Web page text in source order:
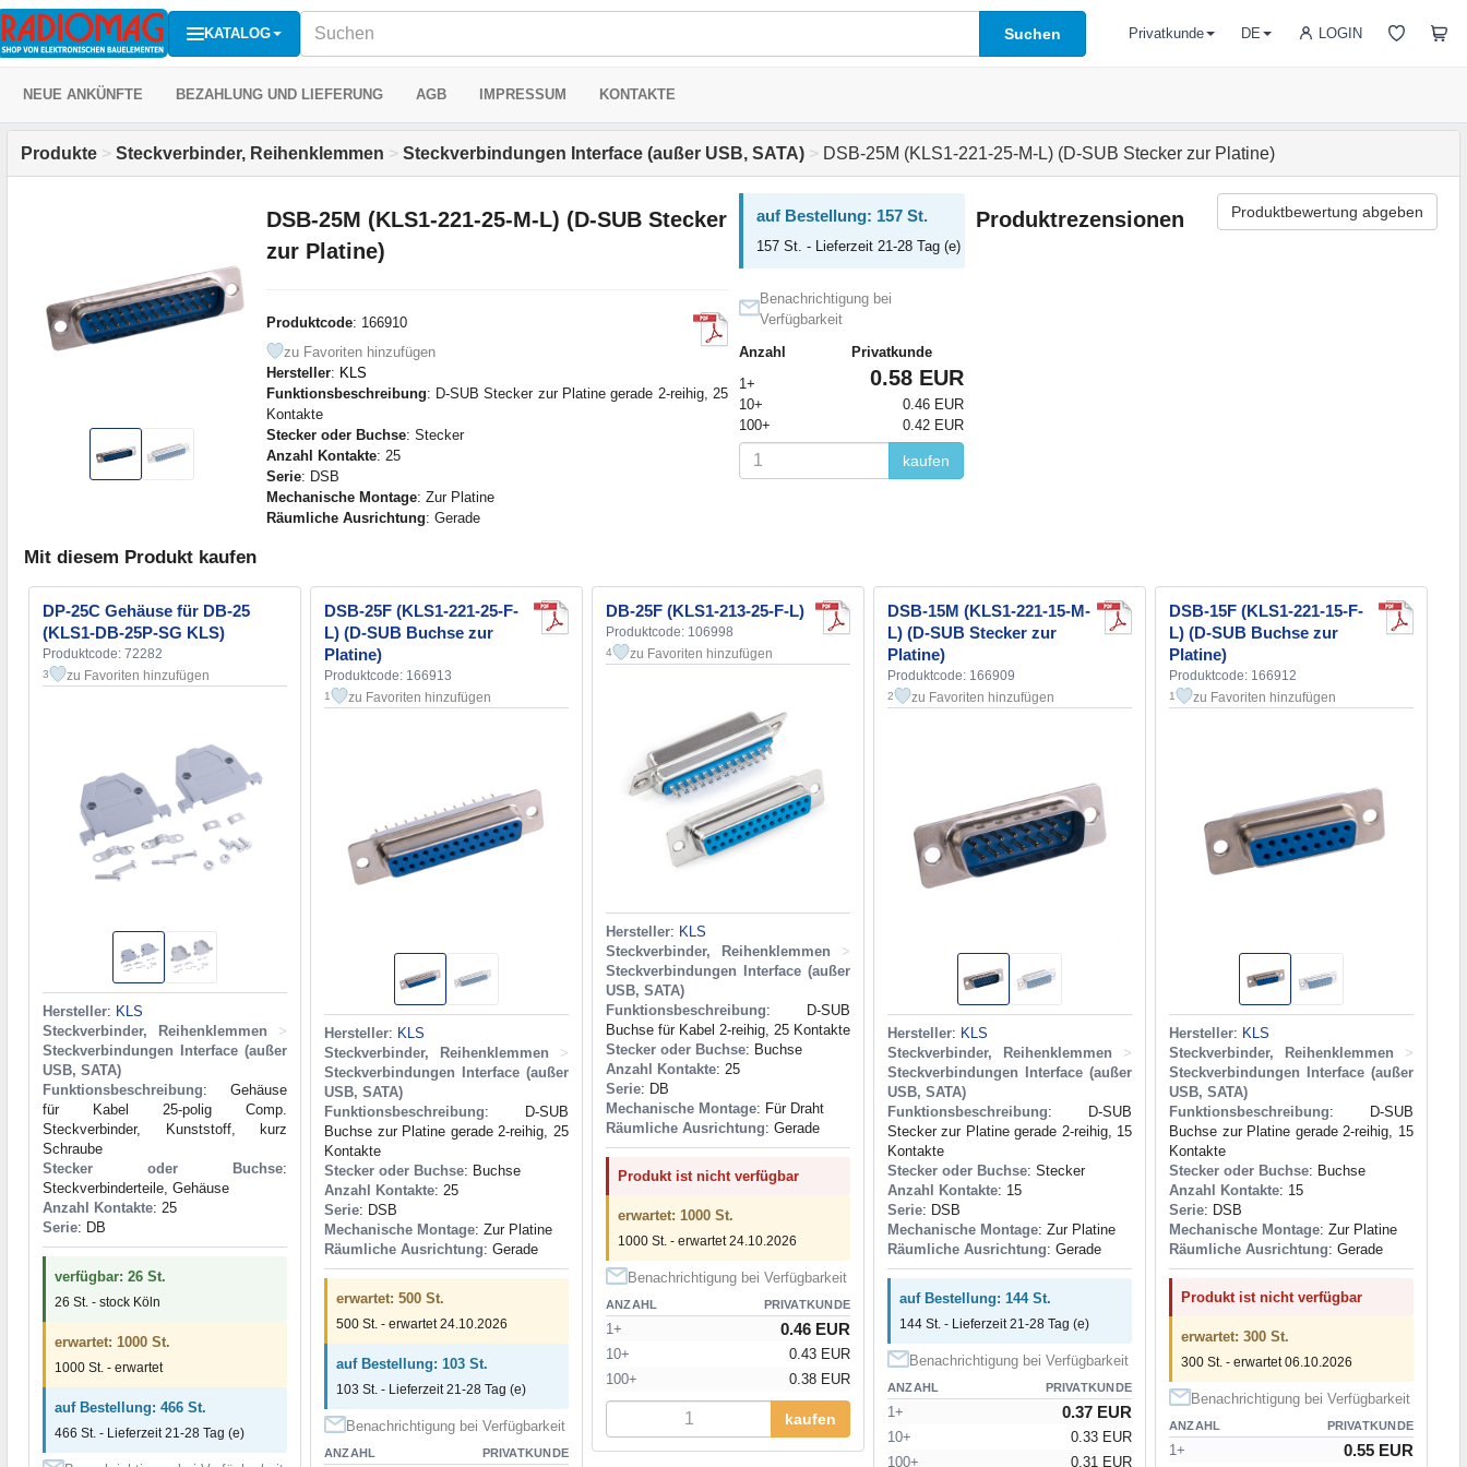
KATALOG Suchen LOGIN
Privatkunde DE
NEUE ANKÜNFTE BEZAHLUNG UND LIEFERUNG AGB IMPRESSUM KONTAKTE
Produkte > Steckverbinder, Reihenklemmen > Steckverbindungen Interface (außer USB, SATA) > DSB-25M (KLS1-221-25-M-L) (D-SUB Stecker zur Platine)
DSB-25M (KLS1-221-25-M-L) (D-SUB Stecker
zur Platine)
Produktcode: 166910
zu Favoriten hinzufügen
Hersteller: KLS
Funktionsbeschreibung: D-SUB Stecker zur Platine gerade 2-reihig, 25
Kontakte
Stecker oder Buchse: Stecker
Anzahl Kontakte: 25
Serie: DSB
Mechanische Montage: Zur Platine
Räumliche Ausrichtung: Gerade
auf Bestellung: 157 St.
157 St. - Lieferzeit 21-28 Tag (e)
Benachrichtigung bei
Verfügbarkeit
Anzahl
Privatkunde
1+
0.58 EUR
10+
0.46 EUR
100+
0.42 EUR
kaufen
Produktrezensionen Produktbewertung abgeben
Mit diesem Produkt kaufen
DP-25C Gehäuse für DB-25
(KLS1-DB-25P-SG KLS)
Produktcode: 72282
3 zu Favoriten hinzufügen
Hersteller: KLS
Steckverbinder, Reihenklemmen
>
Steckverbindungen Interface (außer
USB, SATA)
Funktionsbeschreibung: Gehäuse
für Kabel 25-polig Comp.
Steckverbinder, Kunststoff, kurz
Schraube
Stecker oder Buchse:
Steckverbinderteile, Gehäuse
Anzahl Kontakte: 25
Serie: DB
verfügbar: 26 St.
26 St. - stock Köln
erwartet: 1000 St.
1000 St. - erwartet
auf Bestellung: 466 St.
466 St. - Lieferzeit 21-28 Tag (e)
DSB-25F (KLS1-221-25-F-
L) (D-SUB Buchse zur
Platine)
Produktcode: 166913
1 zu Favoriten hinzufügen
Hersteller: KLS
Steckverbinder, Reihenklemmen
>
Steckverbindungen Interface (außer
USB, SATA)
Funktionsbeschreibung: D-SUB
Buchse zur Platine gerade 2-reihig, 25
Kontakte
Stecker oder Buchse: Buchse
Anzahl Kontakte: 25
Serie: DSB
Mechanische Montage: Zur Platine
Räumliche Ausrichtung: Gerade
erwartet: 500 St.
500 St. - erwartet 24.10.2026
auf Bestellung: 103 St.
103 St. - Lieferzeit 21-28 Tag (e)
Benachrichtigung bei Verfügbarkeit
ANZAHL PRIVATKUNDE
DB-25F (KLS1-213-25-F-L)
Produktcode: 106998
4 zu Favoriten hinzufügen
Hersteller: KLS
Steckverbinder, Reihenklemmen
>
Steckverbindungen Interface (außer
USB, SATA)
Funktionsbeschreibung: D-SUB
Buchse für Kabel 2-reihig, 25 Kontakte
Stecker oder Buchse: Buchse
Anzahl Kontakte: 25
Serie: DB
Mechanische Montage: Für Draht
Räumliche Ausrichtung: Gerade
Produkt ist nicht verfügbar
erwartet: 1000 St.
1000 St. - erwartet 24.10.2026
Benachrichtigung bei Verfügbarkeit
ANZAHL PRIVATKUNDE
1+ 0.46 EUR
10+
0.43 EUR
100+
0.38 EUR
kaufen
DSB-15M (KLS1-221-15-M-
L) (D-SUB Stecker zur
Platine)
Produktcode: 166909
2 zu Favoriten hinzufügen
Hersteller: KLS
Steckverbinder, Reihenklemmen
>
Steckverbindungen Interface (außer
USB, SATA)
Funktionsbeschreibung: D-SUB
Stecker zur Platine gerade 2-reihig, 15
Kontakte
Stecker oder Buchse: Stecker
Anzahl Kontakte: 15
Serie: DSB
Mechanische Montage: Zur Platine
Räumliche Ausrichtung: Gerade
auf Bestellung: 144 St.
144 St. - Lieferzeit 21-28 Tag (e)
Benachrichtigung bei Verfügbarkeit
ANZAHL PRIVATKUNDE
1+ 0.37 EUR
10+
0.33 EUR
100+
0.31 EUR
DSB-15F (KLS1-221-15-F-
L) (D-SUB Buchse zur
Platine)
Produktcode: 166912
1 zu Favoriten hinzufügen
Hersteller: KLS
Steckverbinder, Reihenklemmen
>
Steckverbindungen Interface (außer
USB, SATA)
Funktionsbeschreibung: D-SUB
Buchse zur Platine gerade 2-reihig, 15
Kontakte
Stecker oder Buchse: Buchse
Anzahl Kontakte: 15
Serie: DSB
Mechanische Montage: Zur Platine
Räumliche Ausrichtung: Gerade
Produkt ist nicht verfügbar
erwartet: 300 St.
300 St. - erwartet 06.10.2026
Benachrichtigung bei Verfügbarkeit
ANZAHL PRIVATKUNDE
1+ 0.55 EUR